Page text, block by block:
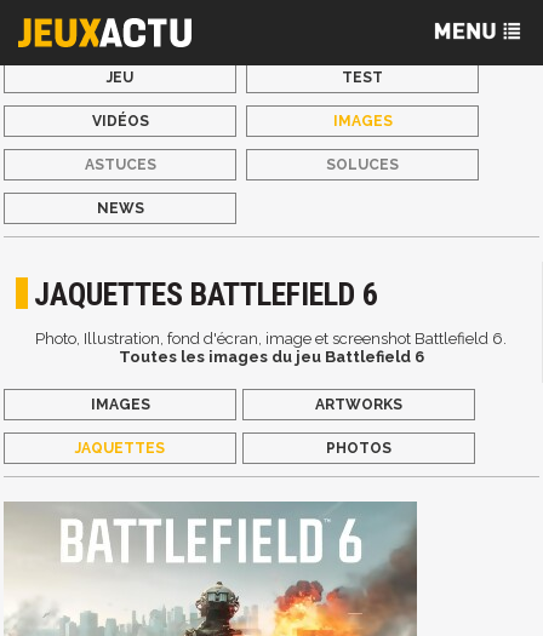
JEU TEST
VIDÉOS IMAGES
ASTUCES SOLUCES
NEWS
JAQUETTES BATTLEFIELD 6
Photo, Illustration, fond d'écran, image et screenshot Battlefield 6.
Toutes les images du jeu Battlefield 6
IMAGES ARTWORKS
JAQUETTES PHOTOS